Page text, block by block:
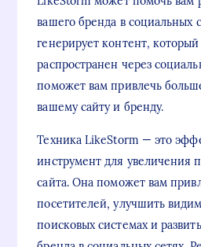
вашего бренда в социальных
генерирует контент,
распространен через
поможет вам привлечь
вашему сайту и бренду.
Техника LikeStorm — это
инструмент для увеличения
сайта. Она поможет вам
посетителей, улучшить
поисковых системах и